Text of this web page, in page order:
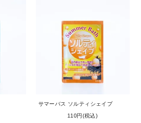
サマーバス ソルティシェイプ
110円(税込)